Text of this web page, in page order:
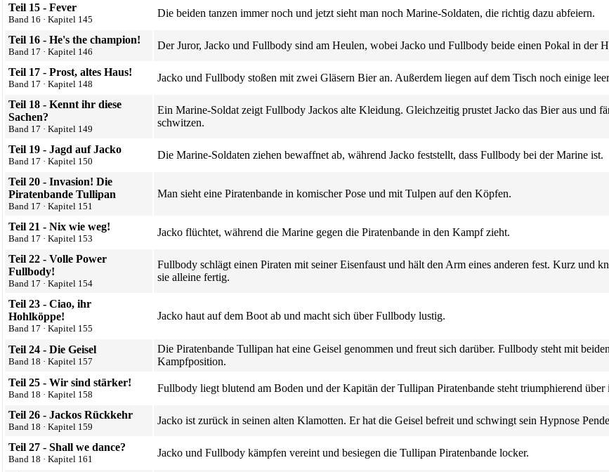
Teil 15 - Fever
Band 16 · Kapitel 145
Die beiden tanzen immer noch und jetzt sieht man noch Marine-Soldaten, die richtig dazu abfeiern.
Teil 16 - He's the champion!
Band 17 · Kapitel 146
Der Juror, Jacko und Fullbody sind am Heulen, wobei Jacko und Fullbody beide einen Pokal in der
Teil 17 - Prost, altes Haus!
Band 17 · Kapitel 148
Jacko und Fullbody stoßen mit zwei Gläsern Bier an. Außerdem liegen auf dem Tisch noch einige
Teil 18 - Kennt ihr diese
Sachen?
Band 17 · Kapitel 149
Ein Marine-Soldat zeigt Fullbody Jackos alte Kleidung. Gleichzeitig prustet Jacko das Bier aus und
schwitzen.
Teil 19 - Jagd auf Jacko
Band 17 · Kapitel 150
Die Marine-Soldaten ziehen bewaffnet ab, während Jacko feststellt, dass Fullbody bei der Marine ist.
Teil 20 - Invasion! Die
Piratenbande Tullipan
Band 17 · Kapitel 151
Man sieht eine Piratenbande in komischer Pose und mit Tulpen auf den Köpfen.
Teil 21 - Nix wie weg!
Band 17 · Kapitel 153
Jacko flüchtet, während die Marine gegen die Piratenbande in den Kampf zieht.
Teil 22 - Volle Power
Fullbody!
Band 17 · Kapitel 154
Fullbody schlägt einen Piraten mit seiner Eisenfaust und hält den Arm eines anderen fest. Kurz und
sie alleine fertig.
Teil 23 - Ciao, ihr
Hohlköppe!
Band 17 · Kapitel 155
Jacko haut auf dem Boot ab und macht sich über Fullbody lustig.
Teil 24 - Die Geisel
Band 18 · Kapitel 157
Die Piratenbande Tullipan hat eine Geisel genommen und freut sich darüber. Fullbody steht mit
Kampfposition.
Teil 25 - Wir sind stärker!
Band 18 · Kapitel 158
Fullbody liegt blutend am Boden und der Kapitän der Tullipan Piratenbande steht triumphierend über
Teil 26 - Jackos Rückkehr
Band 18 · Kapitel 159
Jacko ist zurück in seinen alten Klamotten. Er hat die Geisel befreit und schwingt sein Hypnose
Teil 27 - Shall we dance?
Band 18 · Kapitel 161
Jacko und Fullbody kämpfen vereint und besiegen die Tullipan Piratenbande locker.